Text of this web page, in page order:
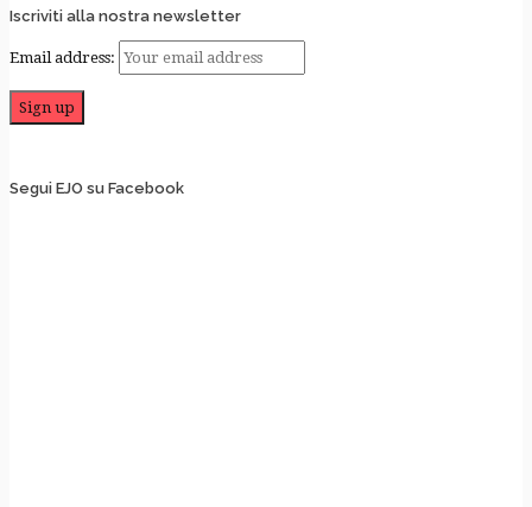
Iscriviti alla nostra newsletter
Email address:
Segui EJO su Facebook